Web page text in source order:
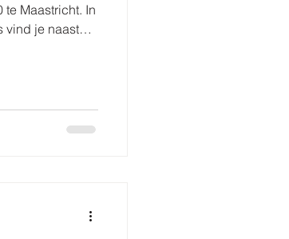
Maastricht. In
vind je naast